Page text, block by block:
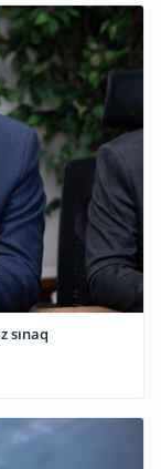
sınaq